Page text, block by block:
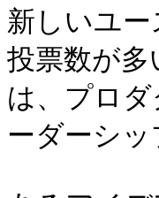
新しいユ
投票数が
は、プロ
ーダーシ